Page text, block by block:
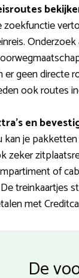
zoekfunctie
er geen directe
ook routes
en
kan je
zeker
of
treinkaartjes
met
De